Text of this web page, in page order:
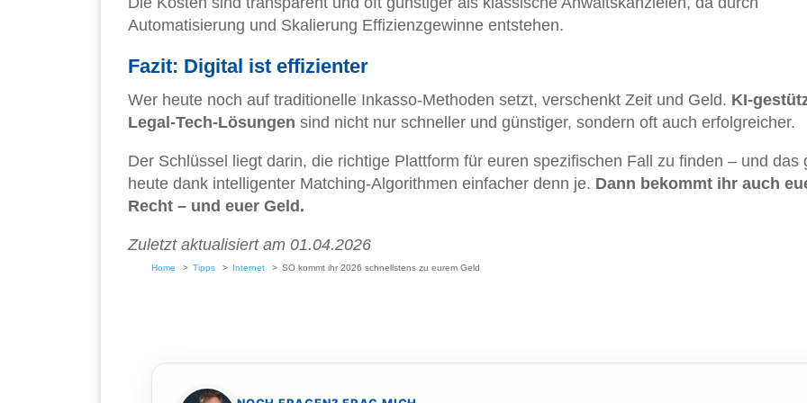
Automatisierung und Skalierung Effizienzgewinne entstehen.
Fazit: Digital ist effizienter
Wer heute noch auf traditionelle Inkasso-Methoden setzt, verschenkt Zeit und Geld. KI-
Legal-Tech-Lösungen sind nicht nur schneller und günstiger, sondern oft auch erfolgreicher.
Der Schlüssel liegt darin, die richtige Plattform für euren spezifischen Fall zu finden – und das
heute dank intelligenter Matching-Algorithmen einfacher denn je. Dann bekommt ihr auch
Recht – und euer Geld.
Zuletzt aktualisiert am 01.04.2026
Home Tipps Internet SO kommt ihr 2026 schnellstens zu eurem Geld